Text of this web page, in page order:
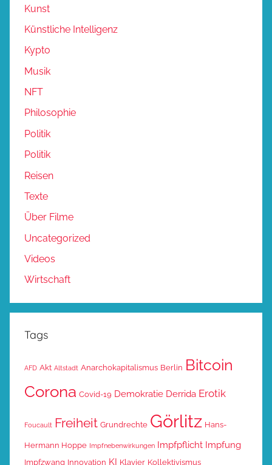
Kunst
Künstliche Intelligenz
Kypto
Musik
NFT
Philosophie
Politik
Politik
Reisen
Texte
Über Filme
Uncategorized
Videos
Wirtschaft
Tags
AFD Akt Altstadt Anarchokapitalismus Berlin Bitcoin
Corona Covid-19 Demokratie Derrida Erotik
Foucault Freiheit Grundrechte Görlitz Hans-
Hermann Hoppe Impfnebenwirkungen Impfpflicht Impfung
Impfzwang Innovation KI Klavier Kollektivismus